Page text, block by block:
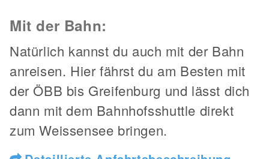
Mit der Bahn:
Natürlich kannst du auch mit der Bahn
anreisen. Hier fährst du am Besten mit
der ÖBB bis Greifenburg und lässt dich
dann mit dem Bahnhofsshuttle direkt
zum Weissensee bringen.